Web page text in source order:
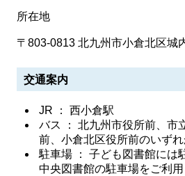
所在地
〒803-0813 北九州市小倉北区城
交通案内
JR ： 西小倉駅
バス ： 北九州市役所前、市
前、小倉北区役所前のいずれ
駐車場 ： 子ども図書館には
中央図書館の駐車場をご利用